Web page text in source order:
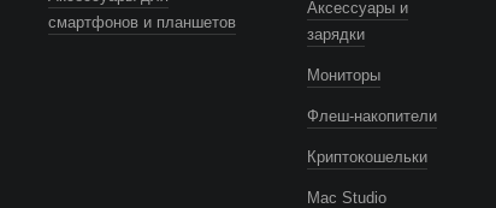
смартфонов и планшетов
Аксессуары и
зарядки
Мониторы
Флеш-накопители
Криптокошельки
Mac Studio